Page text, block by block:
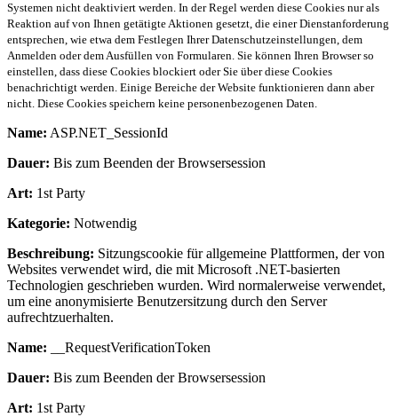
Systemen nicht deaktiviert werden. In der Regel werden diese Cookies nur als
Reaktion auf von Ihnen getätigte Aktionen gesetzt, die einer Dienstanforderung
entsprechen, wie etwa dem Festlegen Ihrer Datenschutzeinstellungen, dem
Anmelden oder dem Ausfüllen von Formularen. Sie können Ihren Browser so
einstellen, dass diese Cookies blockiert oder Sie über diese Cookies
benachrichtigt werden. Einige Bereiche der Website funktionieren dann aber
nicht. Diese Cookies speichern keine personenbezogenen Daten.
Name: ASP.NET_SessionId
Dauer: Bis zum Beenden der Browsersession
Art: 1st Party
Kategorie: Notwendig
Beschreibung: Sitzungscookie für allgemeine Plattformen, der von
Websites verwendet wird, die mit Microsoft .NET-basierten
Technologien geschrieben wurden. Wird normalerweise verwendet,
um eine anonymisierte Benutzersitzung durch den Server
aufrechtzuerhalten.
Name: __RequestVerificationToken
Dauer: Bis zum Beenden der Browsersession
Art: 1st Party